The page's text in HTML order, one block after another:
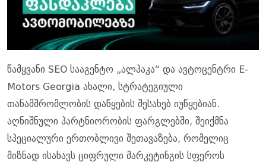
წამყვანი SEO სააგენტო „ალპაკა“ და ავტოცენტრი E-
Motors Georgia ახალი, სტრატეგიული
თანამშრომლობის დაწყების შესახებ იუწყებიან.
აღნიშნული პარტნიორობის ფარგლებში, შეიქმნა
სპეციალური ერთობლივი შეთავაზება, რომელიც
მიზნად ისახავს ციფრული მარკეტინგის სფეროს